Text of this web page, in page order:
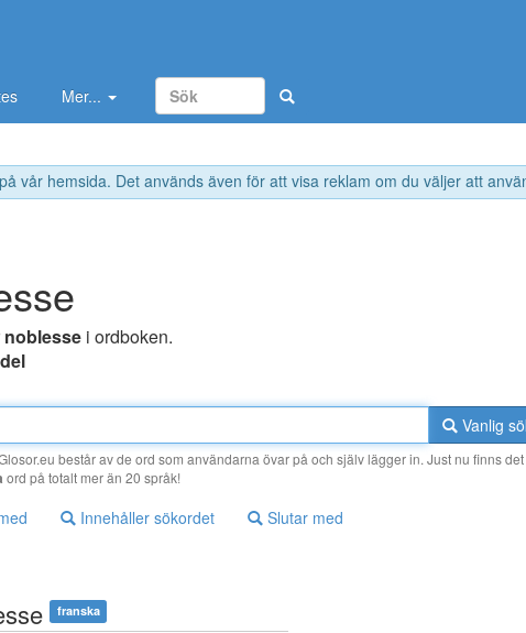
vår hemsida. Det används även för att visa reklam om du väljer att
Mer...
noblesse i ordboken.
Vanlig
består av de ord som användarna övar på och själv lägger in. Just nu finns
ord på totalt mer än 20 språk!
Innehåller sökordet Slutar med
franska